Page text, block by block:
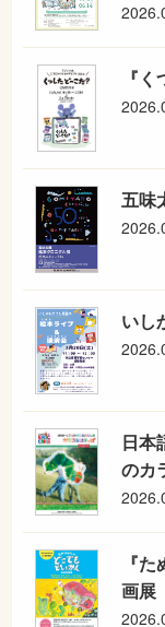
『
五味
いし
日本
のカ
『
画展